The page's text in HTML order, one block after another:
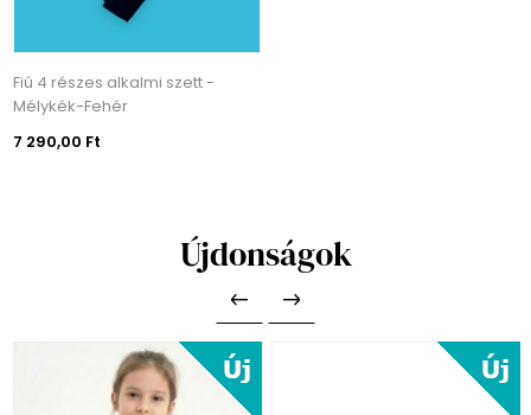
Fiú 4 részes alkalmi szett -
Mélykék-Fehér
7 290,00 Ft
Újdonságok